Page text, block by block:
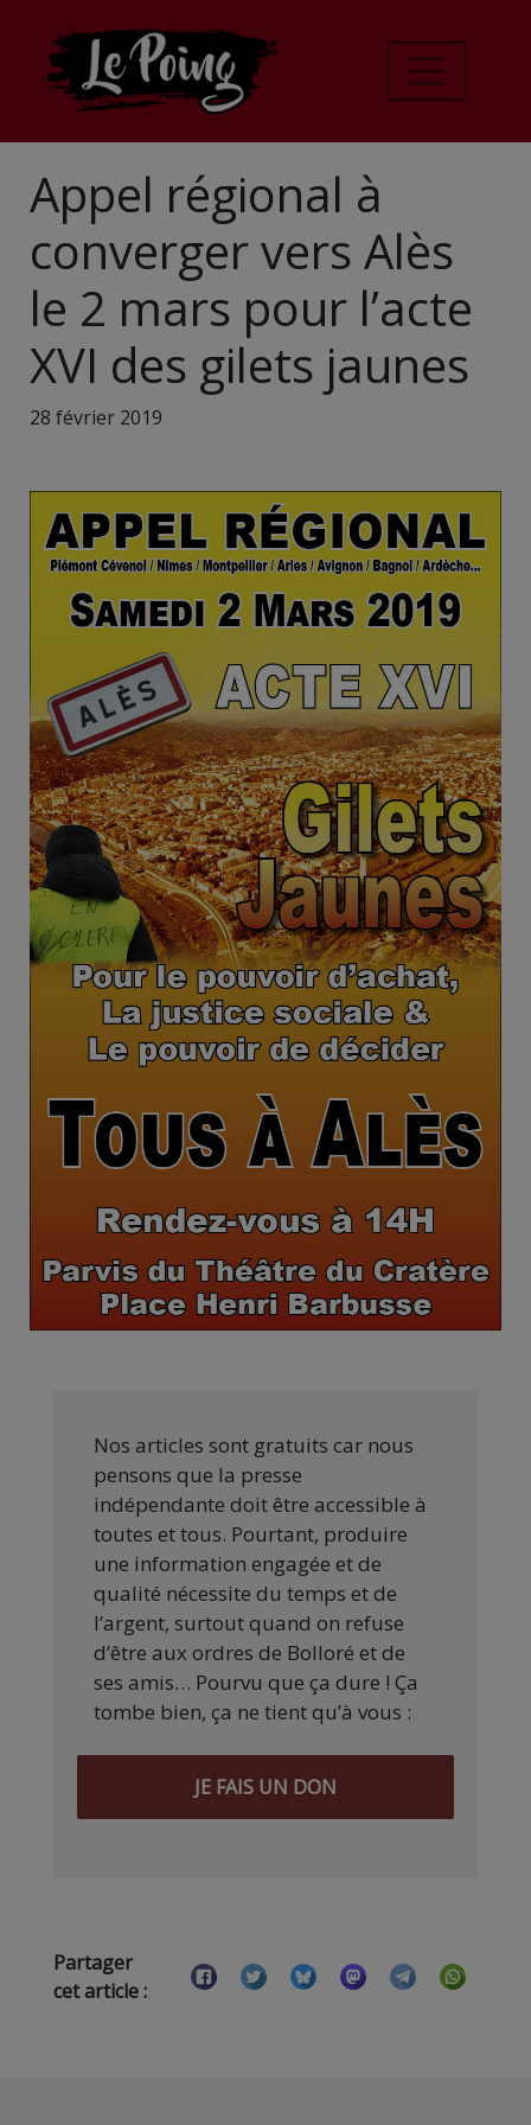
Appel régional à
converger vers Alès
le 2 mars pour l’acte
XVI des gilets jaunes
28 février 2019
Nos articles sont gratuits car nous
pensons que la presse
indépendante doit être accessible à
toutes et tous. Pourtant, produire
une information engagée et de
qualité nécessite du temps et de
l’argent, surtout quand on refuse
d’être aux ordres de Bolloré et de
ses amis… Pourvu que ça dure ! Ça
tombe bien, ça ne tient qu’à vous :
JE FAIS UN DON
Partager
cet article :